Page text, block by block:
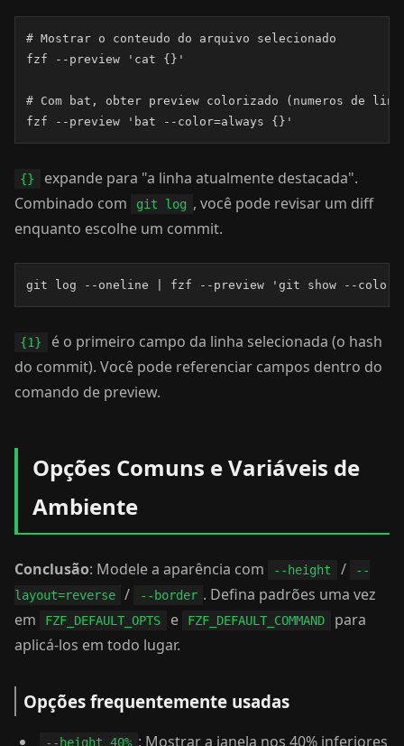
# Mostrar o conteudo do arquivo selecionado
fzf --preview 'cat {}'
# Com bat, obter preview colorizado (numeros de
fzf --preview 'bat --color=always {}'
{}
expande para "a linha atualmente destacada".
Combinado com
git log , você pode revisar um diff
enquanto escolhe um commit.
git log --oneline | fzf --preview 'git show --
{1}
é o primeiro campo da linha selecionada (o hash
do commit). Você pode referenciar campos dentro do
comando de preview.
Opções Comuns e Variáveis de
Ambiente
Conclusão: Modele a aparência com --height /
--
layout=reverse
/ --border . Defina padrões uma vez
em
FZF_DEFAULT_OPTS e FZF_DEFAULT_COMMAND
para
aplicá-los em todo lugar.
Opções frequentemente usadas
--height 40% : Mostrar a janela nos 40% inferiores